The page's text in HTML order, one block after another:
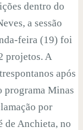
dentro do
a sessão
feira (19) foi
projetos. A
após
programa Minas
por
de Anchieta, no